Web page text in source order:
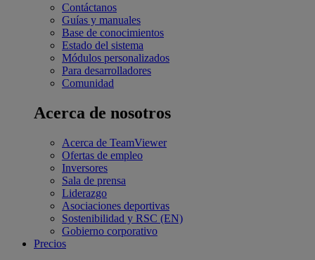
Contáctanos
Guías y manuales
Base de conocimientos
Estado del sistema
Módulos personalizados
Para desarrolladores
Comunidad
Acerca de nosotros
Acerca de TeamViewer
Ofertas de empleo
Inversores
Sala de prensa
Liderazgo
Asociaciones deportivas
Sostenibilidad y RSC (EN)
Gobierno corporativo
Precios